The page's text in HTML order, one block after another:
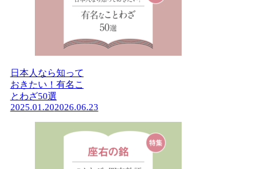
日本人なら知って
おきたい！有名こ
とわざ50選
2025.01.202026.06.23